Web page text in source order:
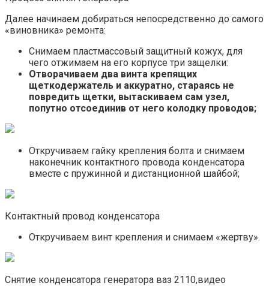
Далее начинаем добираться непосредственно до самого
«виновника» ремонта:
Снимаем пластмассовый защитный кожух, для
чего отжимаем на его корпусе три защелки:
Отворачиваем два винта крепящих
щеткодержатель и аккуратно, стараясь не
повредить щетки, вытаскиваем сам узел,
попутно отсоединив от него колодку проводов;
Откручиваем гайку крепления болта и снимаем
наконечник контактного провода конденсатора
вместе с пружинной и дистанционной шайбой;
Контактный провод конденсатора
Откручиваем винт крепления и снимаем «жертву».
Снятие конденсатора генератора ваз 2110,видео